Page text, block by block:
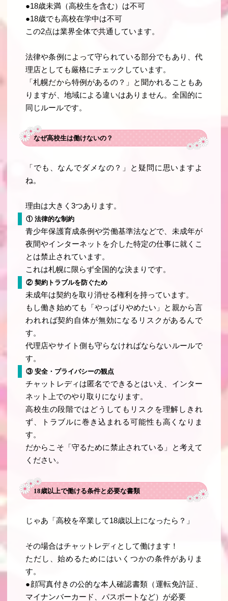
●18歳未満（高校生を含む）は不可
●18歳でも高校在学中は不可
この2点は業界全体で共通しています。
法律や条例によって守られている部分でもあり、代
理店としても厳格にチェックしています。
「札幌だから特例があるの？」と聞かれることもあ
りますが、地域による違いはありません。全国的に
同じルールです。
なぜ高校生は働けないの？
「でも、なんでダメなの？」と疑問に思いますよ
ね。
理由は大きく3つあります。
① 法律的な制約
青少年保護育成条例や労働基準法などで、未成年が
夜間やインターネットを介した特定の仕事に就くこ
とは禁止されています。
これは札幌に限らず全国的な決まりです。
② 契約トラブルを防ぐため
未成年は契約を取り消せる権利を持っています。
もし働き始めても「やっぱりやめたい」と親から言
われれば契約自体が無効になるリスクがあるんで
す。
代理店やサイト側も守らなければならないルールで
す。
③ 安全・プライバシーの観点
チャットレディは匿名でできるとはいえ、インター
ネット上でのやり取りになります。
高校生の段階ではどうしてもリスクを理解しきれ
ず、トラブルに巻き込まれる可能性も高くなりま
す。
だからこそ「守るために禁止されている」と考えて
ください。
18歳以上で働ける条件と必要な書類
じゃあ「高校を卒業して18歳以上になったら？」
その場合はチャットレディとして働けます！
ただし、始めるためにはいくつかの条件がありま
す。
●顔写真付きの公的な本人確認書類（運転免許証、
マイナンバーカード、パスポートなど）が必要